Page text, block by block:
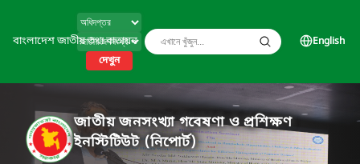
বাংলাদেশ জাতীয় তথ্য বাতায়ন
দেখুন
English
জাতীয় জনসংখ্যা গবেষণা ও প্রশিক্ষণ
ইনস্টিটিউট (নিপোর্ট)